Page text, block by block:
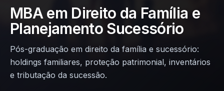
MBA em Direito da Família e
Planejamento Sucessório
Pós-graduação em direito da família e sucessório:
holdings familiares, proteção patrimonial, inventários
e tributação da sucessão.